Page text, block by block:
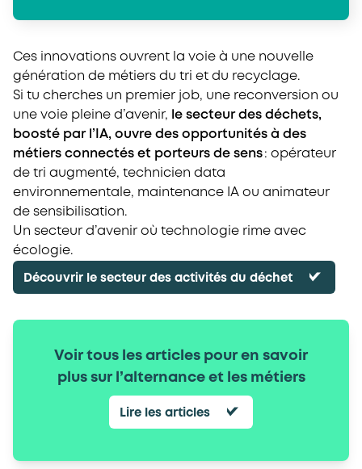
Ces innovations ouvrent la voie à une nouvelle
génération de métiers du tri et du recyclage.
Si tu cherches un premier job, une reconversion ou
une voie pleine d’avenir, le secteur des déchets,
boosté par l’IA, ouvre des opportunités à des
métiers connectés et porteurs de sens : opérateur
de tri augmenté, technicien data
environnementale, maintenance IA ou animateur
de sensibilisation.
Un secteur d’avenir où technologie rime avec
écologie.
Découvrir le secteur des activités du déchet
Voir tous les articles pour en savoir
plus sur l’alternance et les métiers
Lire les articles